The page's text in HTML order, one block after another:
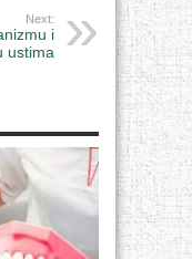
Next:
i
ustima